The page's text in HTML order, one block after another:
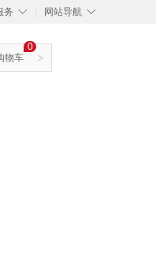
◇
务 ◇
网站导航
>
0
物车